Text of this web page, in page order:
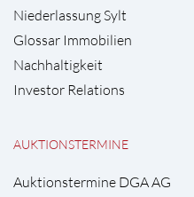
Niederlassung Sylt
Glossar Immobilien
Nachhaltigkeit
Investor Relations
AUKTIONSTERMINE
Auktionstermine DGA AG